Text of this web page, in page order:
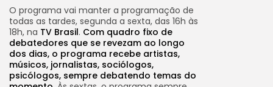
O programa vai manter a programação de
todas as tardes, segunda a sexta, das 16h às
18h, na TV Brasil. Com quadro fixo de
debatedores que se revezam ao longo
dos dias, o programa recebe artistas,
músicos, jornalistas, sociólogos,
psicólogos, sempre debatendo temas do